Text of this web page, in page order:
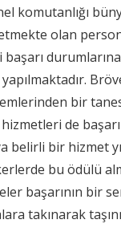
komutanlığı
olan
bir
de
belirli bir hizmet
bu ödülü
başarının bir
takınarak